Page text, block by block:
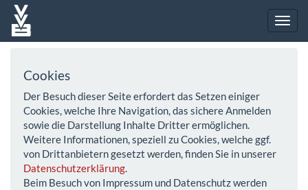
Cookies
Der Besuch dieser Seite erfordert das Setzen einiger
Cookies, welche Ihre Navigation, das sichere Anmelden
sowie die Darstellung Inhalte Dritter ermöglichen.
Weitere Informationen, speziell zu Cookies, welche ggf.
von Drittanbietern gesetzt werden, finden Sie in unserer
Datenschutzerklärung.
Beim Besuch von Impressum und Datenschutz werden